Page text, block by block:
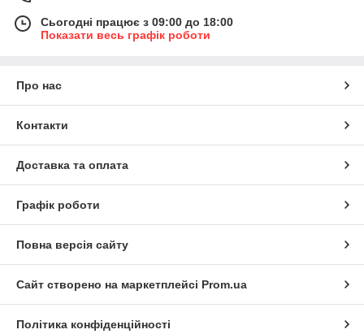
Сьогодні працює з 09:00 до 18:00
Показати весь графік роботи
Про нас
Контакти
Доставка та оплата
Графік роботи
Повна версія сайту
Сайт створено на маркетплейсі Prom.ua
Політика конфіденційності